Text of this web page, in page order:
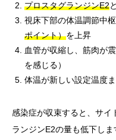
プロスタグランジンE2
視床下部の体温調節中
ポイント）を上昇
血管が収縮し、筋肉が
を感じる）
体温が新しい設定温度
感染症が収束すると、サイ
ランジンE2の量も低下し